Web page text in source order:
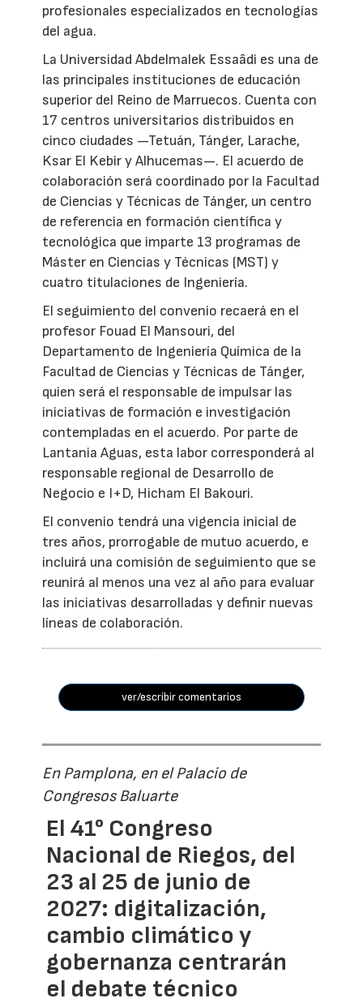
profesionales especializados en tecnologías
del agua.
La Universidad Abdelmalek Essaâdi es una de
las principales instituciones de educación
superior del Reino de Marruecos. Cuenta con
17 centros universitarios distribuidos en
cinco ciudades —Tetuán, Tánger, Larache,
Ksar El Kebir y Alhucemas—. El acuerdo de
colaboración será coordinado por la Facultad
de Ciencias y Técnicas de Tánger, un centro
de referencia en formación científica y
tecnológica que imparte 13 programas de
Máster en Ciencias y Técnicas (MST) y
cuatro titulaciones de Ingeniería.
El seguimiento del convenio recaerá en el
profesor Fouad El Mansouri, del
Departamento de Ingeniería Química de la
Facultad de Ciencias y Técnicas de Tánger,
quien será el responsable de impulsar las
iniciativas de formación e investigación
contempladas en el acuerdo. Por parte de
Lantania Aguas, esta labor corresponderá al
responsable regional de Desarrollo de
Negocio e I+D, Hicham El Bakouri.
El convenio tendrá una vigencia inicial de
tres años, prorrogable de mutuo acuerdo, e
incluirá una comisión de seguimiento que se
reunirá al menos una vez al año para evaluar
las iniciativas desarrolladas y definir nuevas
líneas de colaboración.
ver/escribir comentarios
En Pamplona, en el Palacio de
Congresos Baluarte
El 41° Congreso
Nacional de Riegos, del
23 al 25 de junio de
2027: digitalización,
cambio climático y
gobernanza centrarán
el debate técnico